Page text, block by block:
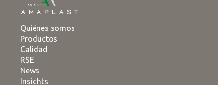
sistemas de filtración de plásticos.
Quiénes somos
Productos